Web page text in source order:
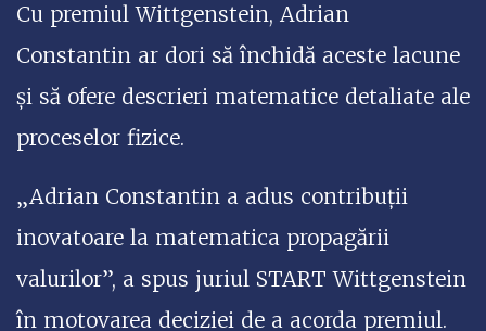
Cu premiul Wittgenstein, Adrian
Constantin ar dori să închidă aceste lacune
şi să ofere descrieri matematice detaliate ale
proceselor fizice.
„Adrian Constantin a adus contribuţii
inovatoare la matematica propagării
valurilor”, a spus juriul START Wittgenstein
în motovarea deciziei de a acorda premiul.